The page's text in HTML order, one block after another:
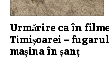
Urmărire ca în
Timișoarei –
mașina în șanț